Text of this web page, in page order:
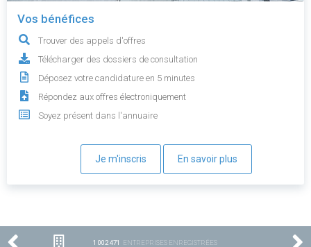
Vos bénéfices
Trouver des appels d'offres
Télécharger des dossiers de consultation
Déposez votre candidature en 5 minutes
Répondez aux offres électroniquement
Soyez présent dans l'annuaire
Je m'inscris En savoir plus
1 002 471 ENTREPRISES ENREGISTRÉES